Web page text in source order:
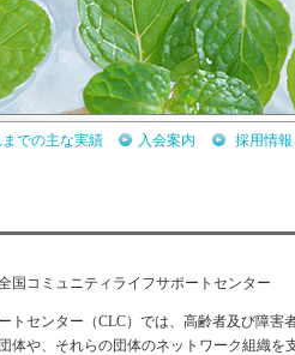
までの主な実績 入会案内 採用情報
コミュニティライフサポートセンター
トセンター（CLC）では、高齢者及び障害
体や、それらの団体のネットワーク組織を